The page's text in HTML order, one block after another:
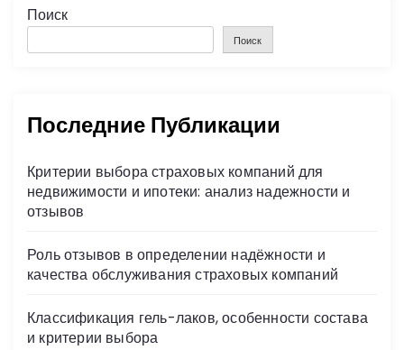
Поиск
Поиск
Последние Публикации
Критерии выбора страховых компаний для
недвижимости и ипотеки: анализ надежности и
отзывов
Роль отзывов в определении надёжности и
качества обслуживания страховых компаний
Классификация гель-лаков, особенности состава
и критерии выбора